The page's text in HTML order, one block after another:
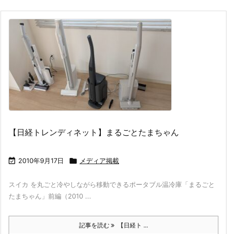
【日経トレンディネット】まるごとたまちゃん
 2010年9月17日  メディア掲載
スイカ を丸ごと冷やしながら移動できるポータブル温冷庫「まるごと
たまちゃん」前編（2010 ...
記事を読む 【日経ト ...